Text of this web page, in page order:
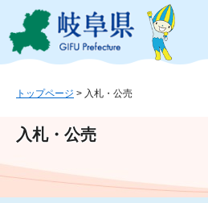
ジ
ュ
文
このページの本
トップページ > 入札・公売
入札・公売